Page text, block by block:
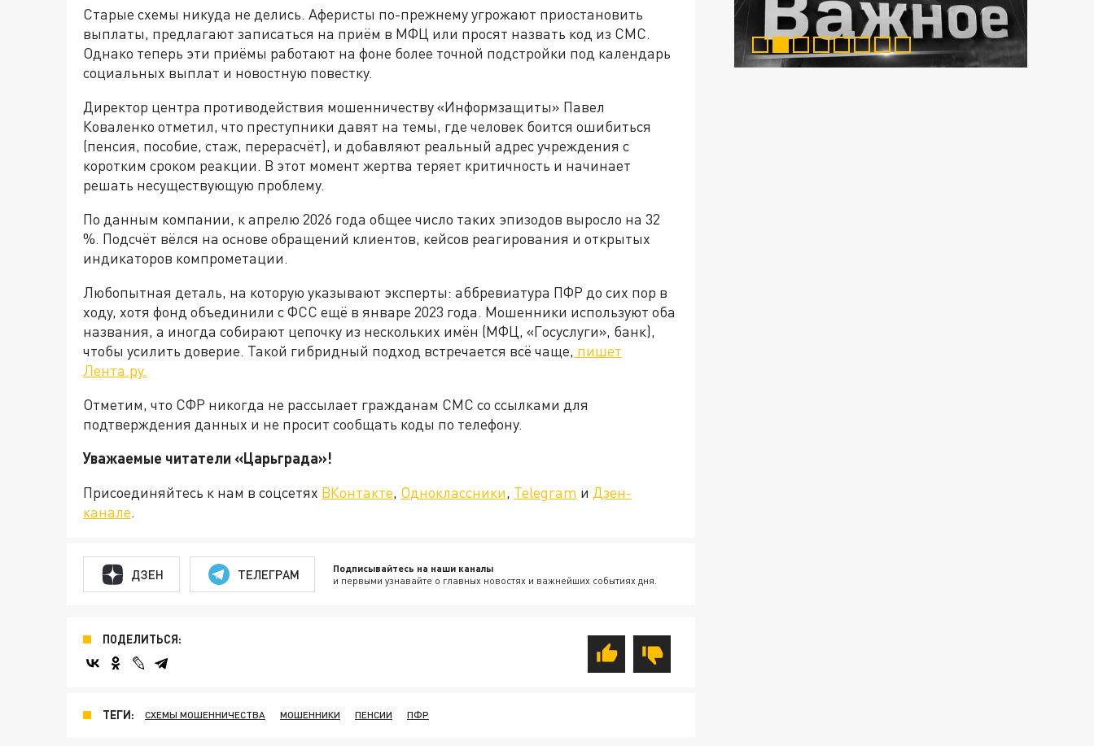
Старые схемы никуда не делись. Аферисты по-прежнему угрожают приостановить
выплаты, предлагают записаться на приём в МФЦ или просят назвать код из СМС.
Однако теперь эти приёмы работают на фоне более точной подстройки под календарь
социальных выплат и новостную повестку.
Директор центра противодействия мошенничеству «Информзащиты» Павел
Коваленко отметил, что преступники давят на темы, где человек боится ошибиться
(пенсия, пособие, стаж, перерасчёт), и добавляют реальный адрес учреждения с
коротким сроком реакции. В этот момент жертва теряет критичность и начинает
решать несуществующую проблему.
По данным компании, к апрелю 2026 года общее число таких эпизодов выросло на 32
%. Подсчёт вёлся на основе обращений клиентов, кейсов реагирования и открытых
индикаторов компрометации.
Любопытная деталь, на которую указывают эксперты: аббревиатура ПФР до сих пор в
ходу, хотя фонд объединили с ФСС ещё в январе 2023 года. Мошенники используют оба
названия, а иногда собирают цепочку из нескольких имён (МФЦ, «Госуслуги», банк),
чтобы усилить доверие. Такой гибридный подход встречается всё чаще, пишет
Лента.ру.
Отметим, что СФР никогда не рассылает гражданам СМС со ссылками для
подтверждения данных и не просит сообщать коды по телефону.
Уважаемые читатели «Царьграда»!
Присоединяйтесь к нам в соцсетях ВКонтакте, Одноклассники, Telegram и Дзен-
канале.
ДЗЕН ТЕЛЕГРАМ Подписывайтесь на наши каналы
и первыми узнавайте о главных новостях и важнейших событиях дня.
ПОДЕЛИТЬСЯ:
ТЕГИ: СХЕМЫ МОШЕННИЧЕСТВА МОШЕННИКИ ПЕНСИИ ПФР